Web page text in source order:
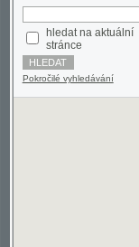
stránce
Pokročilé vyhledávání